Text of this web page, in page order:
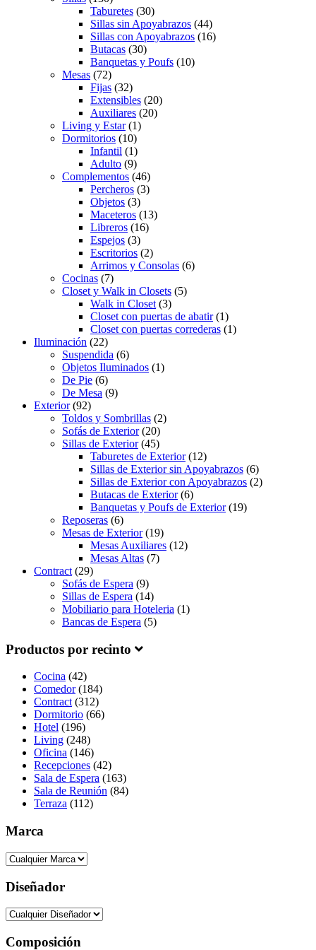
Taburetes (30)
Sillas sin Apoyabrazos (44)
Sillas con Apoyabrazos (16)
Butacas (30)
Banquetas y Poufs (10)
Mesas (72)
Fijas (32)
Extensibles (20)
Auxiliares (20)
Living y Estar(1)
Dormitorios (10)
Infantil (1)
Adulto (9)
Complementos (46)
Percheros (3)
Objetos (3)
Maceteros (13)
Libreros (16)
Espejos (3)
Escritorios (2)
Arrimos y Consolas (6)
Cocinas (7)
Closet y Walk in Closets (5)
Walk in Closet (3)
Closet con puertas de abatir(1)
Closet con puertas correderas (1)
Iluminación (22)
Suspendida (6)
Objetos Iluminados (1)
De Pie (6)
De Mesa (9)
Exterior(92)
Toldos y Sombrillas (2)
Sofás de Exterior(20)
Sillas de Exterior(45)
Taburetes de Exterior(12)
Sillas de Exterior sin Apoyabrazos (6)
Sillas de Exterior con Apoyabrazos (2)
Butacas de Exterior(6)
Banquetas y Poufs de Exterior(19)
Reposeras (6)
Mesas de Exterior(19)
Mesas Auxiliares (12)
Mesas Altas (7)
Contract (29)
Sofás de Espera (9)
Sillas de Espera (14)
Mobiliario para Hoteleria (1)
Bancas de Espera (5)
Productos por recinto
Cocina (42)
Comedor(184)
Contract (312)
Dormitorio (66)
Hotel (196)
Living (248)
Oficina (146)
Recepciones (42)
Sala de Espera (163)
Sala de Reunión (84)
Terraza (112)
Marca
Diseñador
Composición